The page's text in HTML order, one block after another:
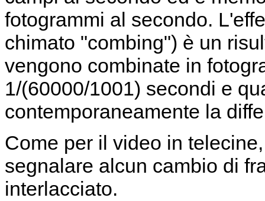
fotogrammi al secondo.
chimato "combing") è un
vengono combinate in
1/(60000/1001) secondi e
contemporaneamente la
Come per il video in
segnalare alcun cambio di
interlacciato.